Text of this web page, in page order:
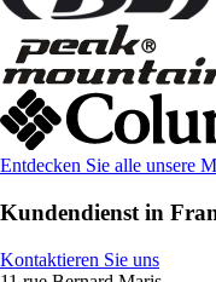
Entdecken Sie alle unsere
Kundendienst in
Kontaktieren Sie uns